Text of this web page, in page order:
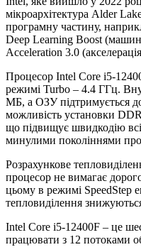
мікроархітектура Alder
програмну частину,
Deep Learning Boost
Acceleration 3.0
Процесор Intel Core i5-
режимі Turbo – 4.4 ГГц.
МБ, а ОЗУ підтримується
можливість установки
що підвищує швидкодію
минулими поколіннями
Розрахункове
процесор не вимагає
цьому в режимі SpeedStep
тепловиділення
Intel Core i5-12400F – це
працювати з 12 потоками